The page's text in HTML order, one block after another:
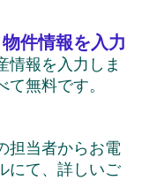
件情報を入力
情報を入力しま
無料です。
担当者からお電
にて、詳しいご